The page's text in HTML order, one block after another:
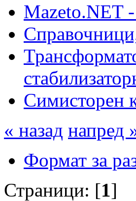
Mazeto.NET
Симисторен
« назад напред
Формат за
Страници: [1]